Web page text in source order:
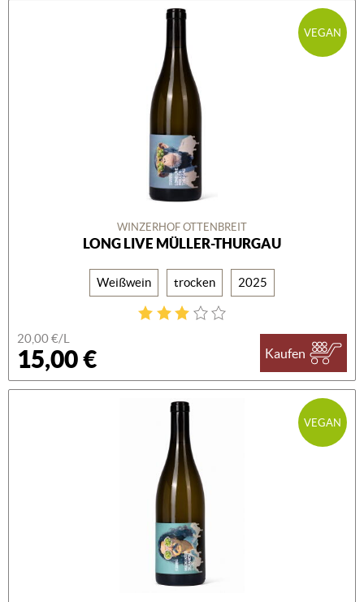
VEGAN
WINZERHOF OTTENBREIT
LONG LIVE MÜLLER-THURGAU
Weißwein trocken 2025
20,00 €/L
15,00 € Kaufen
VEGAN